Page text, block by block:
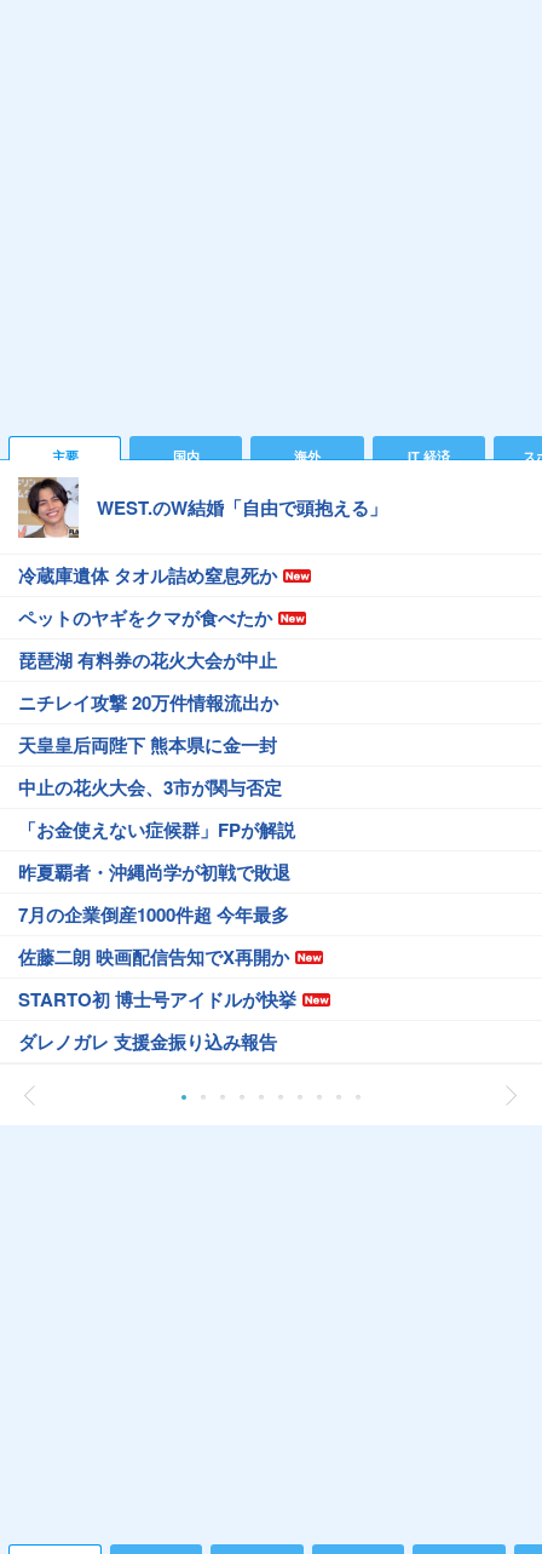
主要 国内 海外 IT 経済 ス
WEST.のW結婚「自由で頭抱える」
冷蔵庫遺体 タオル詰め窒息死か
ペットのヤギをクマが食べたか
琵琶湖 有料券の花火大会が中止
ニチレイ攻撃 20万件情報流出か
天皇皇后両陛下 熊本県に金一封
中止の花火大会、3市が関与否定
「お金使えない症候群」FPが解説
昨夏覇者・沖縄尚学が初戦で敗退
7月の企業倒産1000件超 今年最多
佐藤二朗 映画配信告知でX再開か
STARTO初 博士号アイドルが快挙
ダレノガレ 支援金振り込み報告